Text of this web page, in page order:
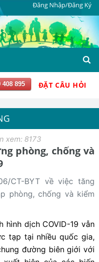
Đăng Nhập/Đăng Ký
408 895 ĐẶT CÂU HỎI
xem: 8173
phòng, chống và
CT-BYT về việc tăng
phòng, chống và kiểm
hình dịch COVID-19 vẫn
tạp tại nhiều quốc gia,
đường biên giới với